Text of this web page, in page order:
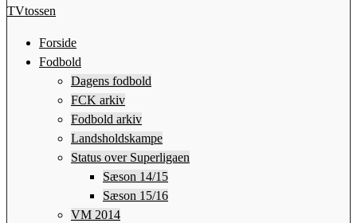
TVtossen
Forside
Fodbold
Dagens fodbold
FCK arkiv
Fodbold arkiv
Landsholdskampe
Status over Superligaen
Sæson 14/15
Sæson 15/16
VM 2014